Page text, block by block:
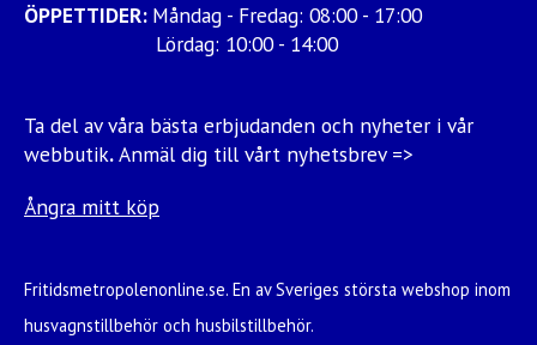
ÖPPETTIDER: Måndag - Fredag: 08:00 - 17:00
Lördag: 10:00 - 14:00
Ta del av våra bästa erbjudanden och nyheter i vår
webbutik.Anmäl dig till vårt nyhetsbrev =>
Ångra mitt köp
Fritidsmetropolenonline.se. En av Sveriges största webshop inom
husvagnstillbehör och husbilstillbehör.